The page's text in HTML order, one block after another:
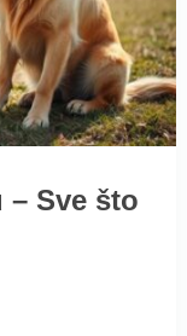
– Sve što